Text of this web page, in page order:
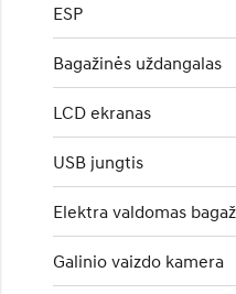
ESP
Bagažinės uždangalas
LCD ekranas
USB jungtis
Elektra valdomas
Galinio vaizdo kamera